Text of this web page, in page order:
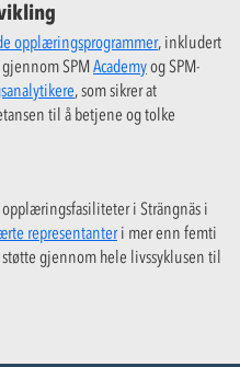
opplæringsprogrammer, inkludert
SPMAcademyog SPM-
, som sikrer at
til å betjene og tolke
i Strängnäs i
representanteri mer enn femti
gjennom hele livssyklusen til